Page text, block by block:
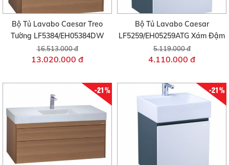
Bộ Tủ Lavabo Caesar Treo
Tường LF5384/EH05384DW
16.513.000 đ
13.020.000 đ
Bộ Tủ Lavabo Caesar
LF5259/EH05259ATG Xám Đậm
5.119.000 đ
4.110.000 đ
-21% -21%